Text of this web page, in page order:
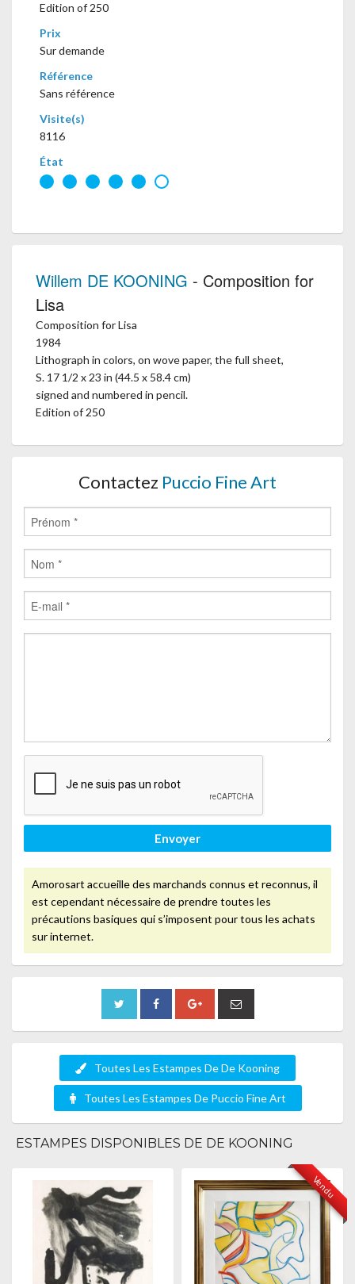
Edition of 250
Prix
Sur demande
Référence
Sans référence
Visite(s)
8116
État
Willem DE KOONING - Composition for
Lisa
Composition for Lisa
1984
Lithograph in colors, on wove paper, the full sheet,
S. 17 1/2 x 23 in (44.5 x 58.4 cm)
signed and numbered in pencil.
Edition of 250
Contactez Puccio Fine Art
Envoyer
Amorosart accueille des marchands connus et reconnus, il
est cependant nécessaire de prendre toutes les
précautions basiques qui s’imposent pour tous les achats
sur internet.
Toutes Les Estampes De De Kooning
Toutes Les Estampes De Puccio Fine Art
ESTAMPES DISPONIBLES DE DE KOONING
Vendu